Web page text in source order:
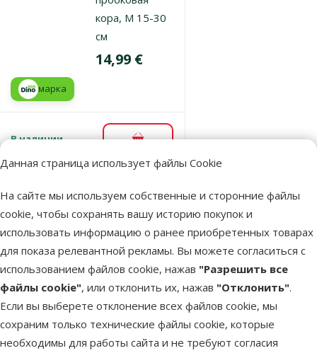
Данная страница использует файлы Cookie
На сайте мы используем собственные и сторонние файлы
cookie, чтобы сохранять вашу историю покупок и
использовать информацию о ранее приобретенных товарах
для показа релевантной рекламы. Вы можете согласиться с
использованием файлов cookie, нажав "Разрешить все
файлы cookie", или отклонить их, нажав "Отклонить".
Если вы выберете отклонение всех файлов cookie, мы
сохраним только технические файлы cookie, которые
необходимы для работы сайта и не требуют согласия
кора, М 15-30
см
Цена
14,99 €
марка
В наличии В корзину
Декор для
террариума –
пробковая
кора, L 30–50
см
Оценка 0%
Цена
22,99 €